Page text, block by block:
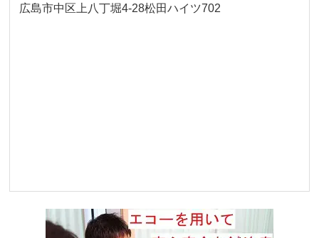
広島市中区上八丁堀4-28松田ハイツ702